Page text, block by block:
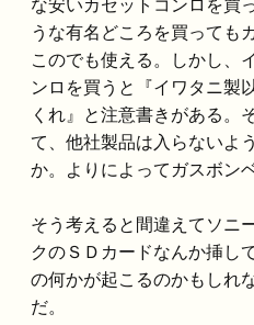
な安いカセットコンロを買
うな有名どころを買っても
このでも使える。しかし、
ンロを買うと『イワタニ製
くれ』と注意書きがある。
て、他社製品は入らないよ
か。よりによってガスボン
そう考えると間違えてソニ
クのＳＤカードなんか挿し
の何かが起こるのかもしれ
だ。